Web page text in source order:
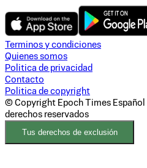
Terminos y condiciones
Quienes somos
Politica de privacidad
Contacto
Politica de copyright
© Copyright Epoch Times Español
derechos reservados
Tus derechos de exclusión